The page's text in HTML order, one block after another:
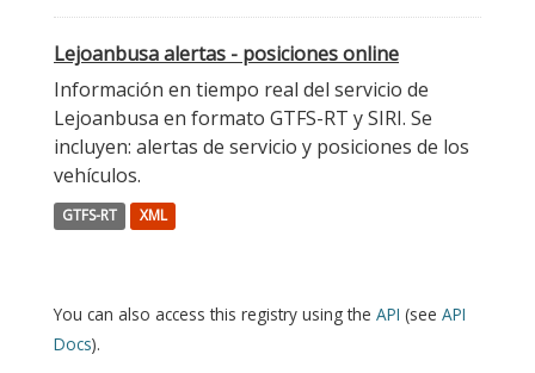
Lejoanbusa alertas - posiciones online
Información en tiempo real del servicio de
Lejoanbusa en formato GTFS-RT y SIRI. Se
incluyen: alertas de servicio y posiciones de los
vehículos.
GTFS-RT XML
You can also access this registry using the API (see API
Docs).